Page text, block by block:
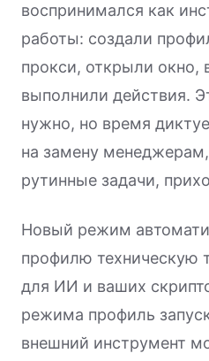
воспринимался как
работы: создали
прокси, открыли окно,
выполнили действия.
нужно, но время
на замену
рутинные задачи,
Новый режим
профилю техническую
для ИИ и ваших
режима профиль
внешний инструмент